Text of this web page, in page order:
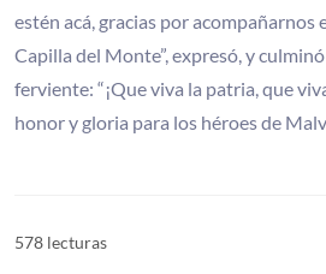
estén acá, gracias por acompañarnos
Capilla del Monte”, expresó, y
ferviente: “¡Que viva la patria, que
honor y gloria para los héroes de
578 lecturas